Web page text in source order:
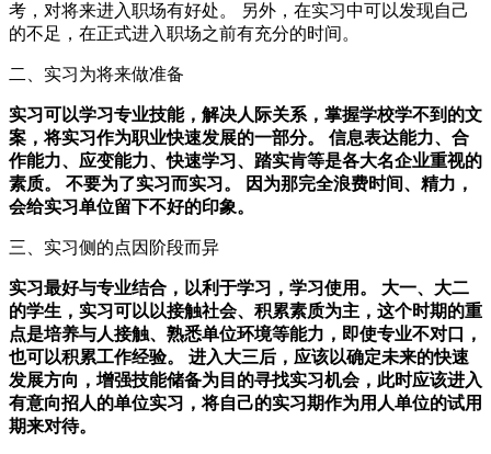
考，对将来进入职场有好处。 另外，在实习中可以发现自己
的不足，在正式进入职场之前有充分的时间。
二、实习为将来做准备
实习可以学习专业技能，解决人际关系，掌握学校学不到的文
案，将实习作为职业快速发展的一部分。 信息表达能力、合
作能力、应变能力、快速学习、踏实肯等是各大名企业重视的
素质。 不要为了实习而实习。 因为那完全浪费时间、精力，
会给实习单位留下不好的印象。
三、实习侧的点因阶段而异
实习最好与专业结合，以利于学习，学习使用。 大一、大二
的学生，实习可以以接触社会、积累素质为主，这个时期的重
点是培养与人接触、熟悉单位环境等能力，即使专业不对口，
也可以积累工作经验。 进入大三后，应该以确定未来的快速
发展方向，增强技能储备为目的寻找实习机会，此时应该进入
有意向招人的单位实习，将自己的实习期作为用人单位的试用
期来对待。